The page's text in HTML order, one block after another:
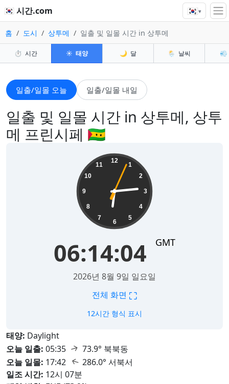
🇰🇷 시간.com 🇰🇷▾
홈 도시 상투메 일출 및 일몰 시간 in 상투메
⏱️ 시간 ☀️ 태양 🌙 달 🌦️ 날씨 💨
일출/일몰 오늘 일출/일몰 내일
일출 및 일몰 시간 in 상투메, 상투
메 프린시페 🇸🇹
12
1
2
3
4
5
6
7
8
9
10
11
06:14:05 GMT
2026년 8월 9일 일요일
전체 화면 ⛶
12시간 형식 표시
태양: Daylight
오늘 일출: 05:35 ↑ 73.9° 북북동
오늘 일몰: 17:42 ↑ 286.0° 서북서
일조 시간: 12시 07분